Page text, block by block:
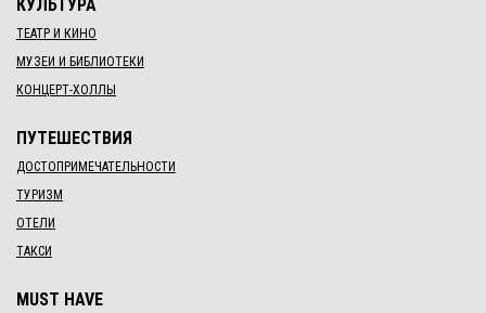
КУЛЬТУРА
ТЕАТР И КИНО
МУЗЕИ И БИБЛИОТЕКИ
КОНЦЕРТ-ХОЛЛЫ
ПУТЕШЕСТВИЯ
ДОСТОПРИМЕЧАТЕЛЬНОСТИ
ТУРИЗМ
ОТЕЛИ
ТАКСИ
MUST HAVE